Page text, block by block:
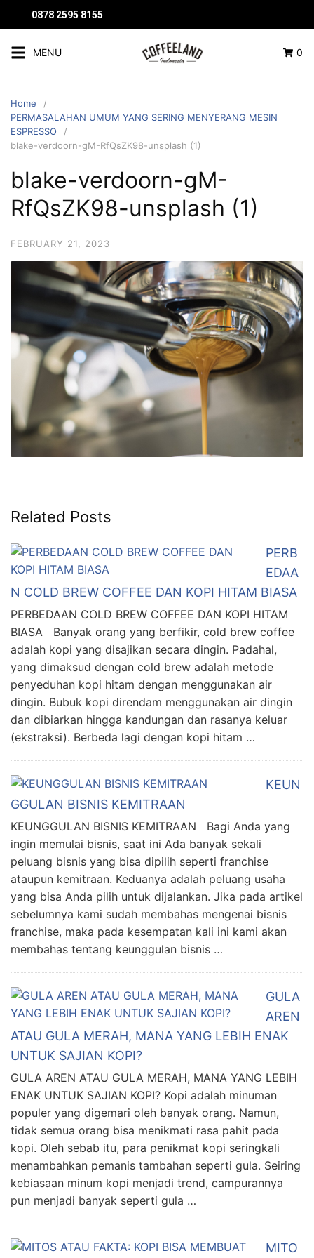
0878 2595 8155
MENU 0
Home
PERMASALAHAN UMUM YANG SERING MENYERANG MESIN
ESPRESSO
blake-verdoorn-gM-RfQsZK98-unsplash (1)
blake-verdoorn-gM-
RfQsZK98-unsplash (1)
FEBRUARY 21, 2023
Related Posts
PERB
EDAA
N COLD BREW COFFEE DAN KOPI HITAM BIASA
PERBEDAAN COLD BREW COFFEE DAN KOPI HITAM
BIASA Banyak orang yang berfikir, cold brew coffee
adalah kopi yang disajikan secara dingin. Padahal,
yang dimaksud dengan cold brew adalah metode
penyeduhan kopi hitam dengan menggunakan air
dingin. Bubuk kopi direndam menggunakan air dingin
dan dibiarkan hingga kandungan dan rasanya keluar
(ekstraksi). Berbeda lagi dengan kopi hitam …
KEUN
GGULAN BISNIS KEMITRAAN
KEUNGGULAN BISNIS KEMITRAAN Bagi Anda yang
ingin memulai bisnis, saat ini Ada banyak sekali
peluang bisnis yang bisa dipilih seperti franchise
ataupun kemitraan. Keduanya adalah peluang usaha
yang bisa Anda pilih untuk dijalankan. Jika pada artikel
sebelumnya kami sudah membahas mengenai bisnis
franchise, maka pada kesempatan kali ini kami akan
membahas tentang keunggulan bisnis …
GULA
AREN
ATAU GULA MERAH, MANA YANG LEBIH ENAK
UNTUK SAJIAN KOPI?
GULA AREN ATAU GULA MERAH, MANA YANG LEBIH
ENAK UNTUK SAJIAN KOPI? Kopi adalah minuman
populer yang digemari oleh banyak orang. Namun,
tidak semua orang bisa menikmati rasa pahit pada
kopi. Oleh sebab itu, para penikmat kopi seringkali
menambahkan pemanis tambahan seperti gula. Seiring
kebiasaan minum kopi menjadi trend, campurannya
pun menjadi banyak seperti gula …
MITO